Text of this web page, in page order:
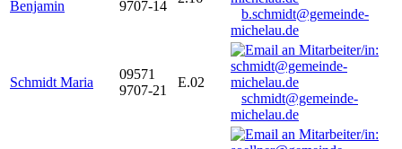
Benjamin
9707-14
b.schmidt@gemeinde-
michelau.de
Schmidt Maria
09571
9707-21
E.02
schmidt@gemeinde-
michelau.de